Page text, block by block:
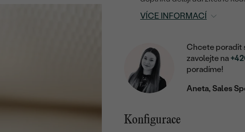
VÍCE INFORMACÍ
Chcete poradit
zavolejte na
poradíme!
Aneta, Sales
Konfigurace